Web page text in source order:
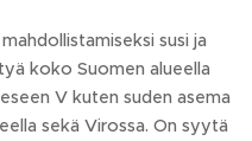
susi ja
koko Suomen alueella
V kuten suden asema
sekä Virossa. On syytä